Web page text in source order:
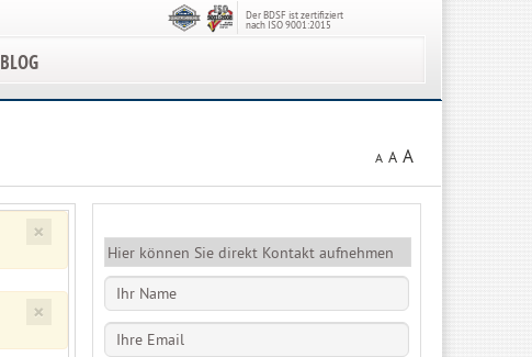
Der BDSF ist zertifiziert
nach ISO 9001:2015
BLOG
A A A
×
×
Hier können Sie direkt Kontakt aufnehmen